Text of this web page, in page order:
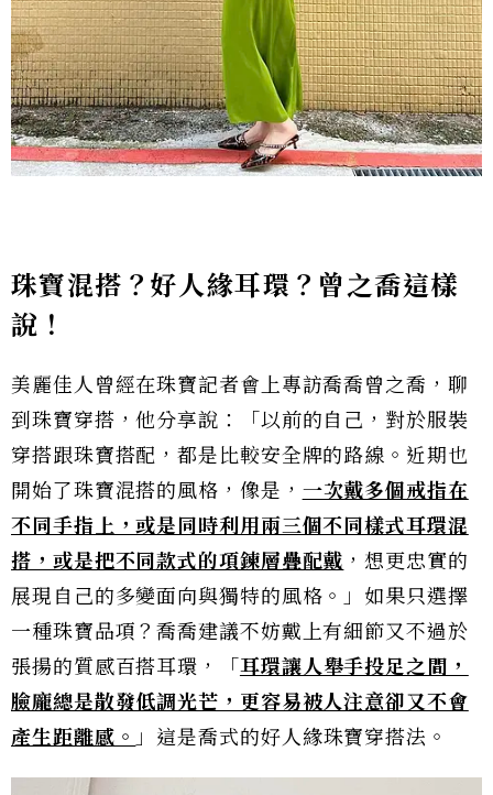
珠寶混搭？好人緣耳環？曾之喬這樣
說！
美麗佳人曾經在珠寶記者會上專訪喬喬曾之喬，聊
到珠寶穿搭，他分享說：「以前的自己，對於服裝
穿搭跟珠寶搭配，都是比較安全牌的路線。近期也
開始了珠寶混搭的風格，像是， 一次戴多個戒指在
不同手指上，或是同時利用兩三個不同樣式耳環混
搭，或是把不同款式的項鍊層疊配戴 ，想更忠實的
展現自己的多變面向與獨特的風格。」如果只選擇
一種珠寶品項？喬喬建議不妨戴上有細節又不過於
張揚的質感百搭耳環，「 耳環讓人舉手投足之間，
臉龐總是散發低調光芒，更容易被人注意卻又不會
產生距離感。 」這是喬式的好人緣珠寶穿搭法。